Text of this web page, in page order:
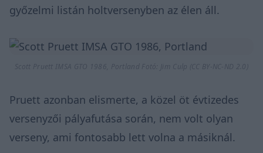
győzelmi listán holtversenyben az élen áll.
Pruett azonban elismerte, a közel öt évtizedes
versenyzői pályafutása során, nem volt olyan
verseny, ami fontosabb lett volna a másiknál.